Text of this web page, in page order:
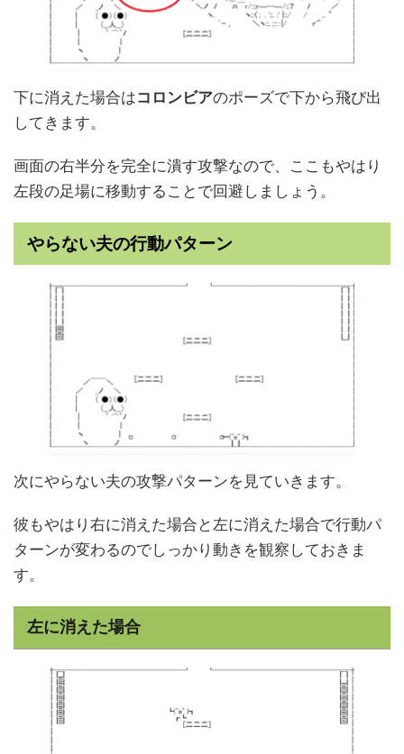
下に消えた場合はコロンビアのポーズで下から飛び出
してきます。
画面の右半分を完全に潰す攻撃なので、ここもやはり
左段の足場に移動することで回避しましょう。
やらない夫の行動パターン
次にやらない夫の攻撃パターンを見ていきます。
彼もやはり右に消えた場合と左に消えた場合で行動パ
ターンが変わるのでしっかり動きを観察しておきま
す。
左に消えた場合